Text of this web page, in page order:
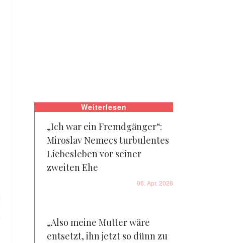
Weiterlesen
„Ich war ein Fremdgänger“:
Miroslav Nemecs turbulentes
Liebesleben vor seiner
zweiten Ehe
06. Apr. 2026
„Also meine Mutter wäre
entsetzt, ihn jetzt so dünn zu